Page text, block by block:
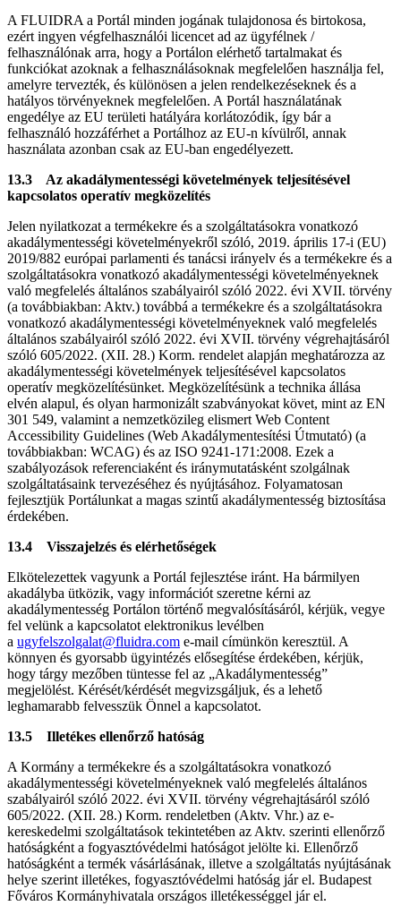
A FLUIDRA a Portál minden jogának tulajdonosa és birtokosa,
ezért ingyen végfelhasználói licencet ad az ügyfélnek /
felhasználónak arra, hogy a Portálon elérhető tartalmakat és
funkciókat azoknak a felhasználásoknak megfelelően használja fel,
amelyre tervezték, és különösen a jelen rendelkezéseknek és a
hatályos törvényeknek megfelelően. A Portál használatának
engedélye az EU területi hatályára korlátozódik, így bár a
felhasználó hozzáférhet a Portálhoz az EU-n kívülről, annak
használata azonban csak az EU-ban engedélyezett.
13.3 Az akadálymentességi követelmények teljesítésével
kapcsolatos operatív megközelítés
Jelen nyilatkozat a termékekre és a szolgáltatásokra vonatkozó
akadálymentességi követelményekről szóló, 2019. április 17-i (EU)
2019/882 európai parlamenti és tanácsi irányelv és a termékekre és a
szolgáltatásokra vonatkozó akadálymentességi követelményeknek
való megfelelés általános szabályairól szóló 2022. évi XVII. törvény
(a továbbiakban: Aktv.) továbbá a termékekre és a szolgáltatásokra
vonatkozó akadálymentességi követelményeknek való megfelelés
általános szabályairól szóló 2022. évi XVII. törvény végrehajtásáról
szóló 605/2022. (XII. 28.) Korm. rendelet alapján meghatározza az
akadálymentességi követelmények teljesítésével kapcsolatos
operatív megközelítésünket. Megközelítésünk a technika állása
elvén alapul, és olyan harmonizált szabványokat követ, mint az EN
301 549, valamint a nemzetközileg elismert Web Content
Accessibility Guidelines (Web Akadálymentesítési Útmutató) (a
továbbiakban: WCAG) és az ISO 9241-171:2008. Ezek a
szabályozások referenciaként és iránymutatásként szolgálnak
szolgáltatásaink tervezéséhez és nyújtásához. Folyamatosan
fejlesztjük Portálunkat a magas szintű akadálymentesség biztosítása
érdekében.
13.4 Visszajelzés és elérhetőségek
Elkötelezettek vagyunk a Portál fejlesztése iránt. Ha bármilyen
akadályba ütközik, vagy információt szeretne kérni az
akadálymentesség Portálon történő megvalósításáról, kérjük, vegye
fel velünk a kapcsolatot elektronikus levélben
a ugyfelszolgalat@fluidra.com e-mail címünkön keresztül. A
könnyen és gyorsabb ügyintézés elősegítése érdekében, kérjük,
hogy tárgy mezőben tüntesse fel az „Akadálymentesség”
megjelölést. Kérését/kérdését megvizsgáljuk, és a lehető
leghamarabb felvesszük Önnel a kapcsolatot.
13.5 Illetékes ellenőrző hatóság
A Kormány a termékekre és a szolgáltatásokra vonatkozó
akadálymentességi követelményeknek való megfelelés általános
szabályairól szóló 2022. évi XVII. törvény végrehajtásáról szóló
605/2022. (XII. 28.) Korm. rendeletben (Aktv. Vhr.) az e-
kereskedelmi szolgáltatások tekintetében az Aktv. szerinti ellenőrző
hatóságként a fogyasztóvédelmi hatóságot jelölte ki. Ellenőrző
hatóságként a termék vásárlásának, illetve a szolgáltatás nyújtásának
helye szerint illetékes, fogyasztóvédelmi hatóság jár el. Budapest
Főváros Kormányhivatala országos illetékességgel jár el.